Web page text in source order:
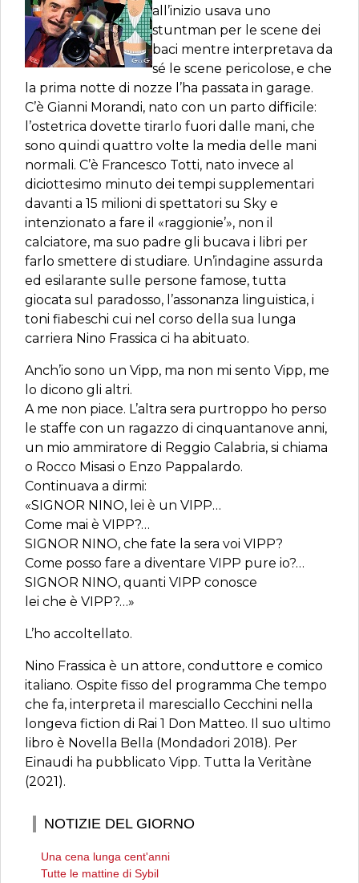
all’inizio usava uno
stuntman per le scene dei
baci mentre interpretava da
sé le scene pericolose, e che
la prima notte di nozze l’ha passata in garage.
C’è Gianni Morandi, nato con un parto difficile:
l’ostetrica dovette tirarlo fuori dalle mani, che
sono quindi quattro volte la media delle mani
normali. C’è Francesco Totti, nato invece al
diciottesimo minuto dei tempi supplementari
davanti a 15 milioni di spettatori su Sky e
intenzionato a fare il «raggionie’», non il
calciatore, ma suo padre gli bucava i libri per
farlo smettere di studiare. Un’indagine assurda
ed esilarante sulle persone famose, tutta
giocata sul paradosso, l’assonanza linguistica, i
toni fiabeschi cui nel corso della sua lunga
carriera Nino Frassica ci ha abituato.
Anch’io sono un Vipp, ma non mi sento Vipp, me
lo dicono gli altri.
A me non piace. L’altra sera purtroppo ho perso
le staffe con un ragazzo di cinquantanove anni,
un mio ammiratore di Reggio Calabria, si chiama
o Rocco Misasi o Enzo Pappalardo.
Continuava a dirmi:
«SIGNOR NINO, lei è un VIPP…
Come mai è VIPP?…
SIGNOR NINO, che fate la sera voi VIPP?
Come posso fare a diventare VIPP pure io?…
SIGNOR NINO, quanti VIPP conosce
lei che è VIPP?…»
L’ho accoltellato.
Nino Frassica è un attore, conduttore e comico
italiano. Ospite fisso del programma Che tempo
che fa, interpreta il maresciallo Cecchini nella
longeva fiction di Rai 1 Don Matteo. Il suo ultimo
libro è Novella Bella (Mondadori 2018). Per
Einaudi ha pubblicato Vipp. Tutta la Veritàne
(2021).
NOTIZIE DEL GIORNO
Una cena lunga cent'anni
Tutte le mattine di Sybil